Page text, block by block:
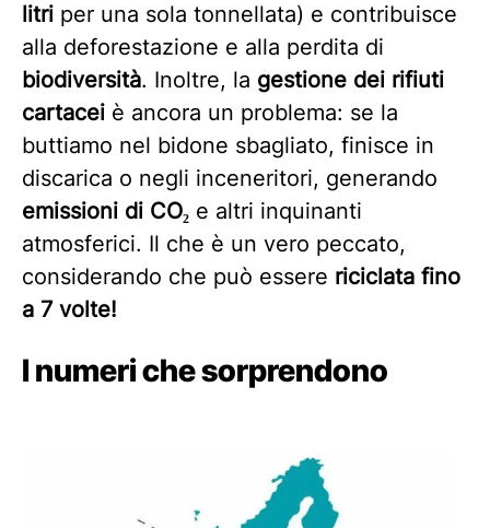
litri per una sola tonnellata) e contribuisce
alla deforestazione e alla perdita di
biodiversità. Inoltre, la gestione dei rifiuti
cartacei è ancora un problema: se la
buttiamo nel bidone sbagliato, finisce in
discarica o negli inceneritori, generando
emissioni di CO₂ e altri inquinanti
atmosferici. Il che è un vero peccato,
considerando che può essere riciclata fino
a 7 volte!
I numeri che sorprendono